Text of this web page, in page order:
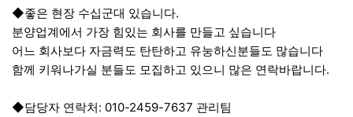
◆좋은 현장 수십군대 있습니다.
분양업계에서 가장 힘있는 회사를 만들고 싶습니다
어느 회사보다 자금력도 탄탄하고 유눙하신분들도 많습니다
함께 키워나가실 분들도 모집하고 있으니 많은 연락바랍니다.
◆담당자 연락처: 010-2459-7637 관리팀